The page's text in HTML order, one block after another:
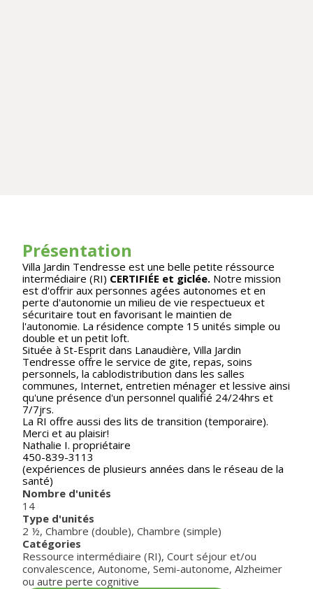
Présentation
Villa Jardin Tendresse est une belle petite réssource
intermédiaire (RI) CERTIFIÉE et giclée. Notre mission
est d'offrir aux personnes agées autonomes et en
perte d'autonomie un milieu de vie respectueux et
sécuritaire tout en favorisant le maintien de
l'autonomie. La résidence compte 15 unités simple ou
double et un petit loft.
Située à St-Esprit dans Lanaudière, Villa Jardin
Tendresse offre le service de gite, repas, soins
personnels, la cablodistribution dans les salles
communes, Internet, entretien ménager et lessive ainsi
qu'une présence d'un personnel qualifié 24/24hrs et
7/7jrs.
La RI offre aussi des lits de transition (temporaire).
Merci et au plaisir!
Nathalie I. propriétaire
450-839-3113
(expériences de plusieurs années dans le réseau de la
santé)
Nombre d'unités
14
Type d'unités
2 ½, Chambre (double), Chambre (simple)
Catégories
Ressource intermédiaire (RI), Court séjour et/ou
convalescence, Autonome, Semi-autonome, Alzheimer
ou autre perte cognitive